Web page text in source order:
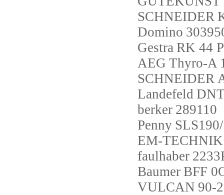
SCHNEIDER
Domino
Gestra RK 44
AEG Thyro-A
SCHNEIDER
Landefeld
berker 289110
Penny
EM-TECHNIK
faulhaber
Baumer BFF
VULCAN 90-